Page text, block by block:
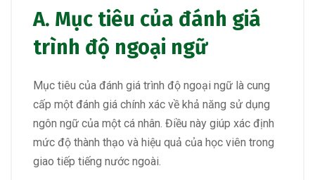
A. Mục tiêu của đánh giá
trình độ ngoại ngữ
Mục tiêu của đánh giá trình độ ngoại ngữ là cung
cấp một đánh giá chính xác về khả năng sử dụng
ngôn ngữ của một cá nhân. Điều này giúp xác định
mức độ thành thạo và hiệu quả của học viên trong
giao tiếp tiếng nước ngoài.